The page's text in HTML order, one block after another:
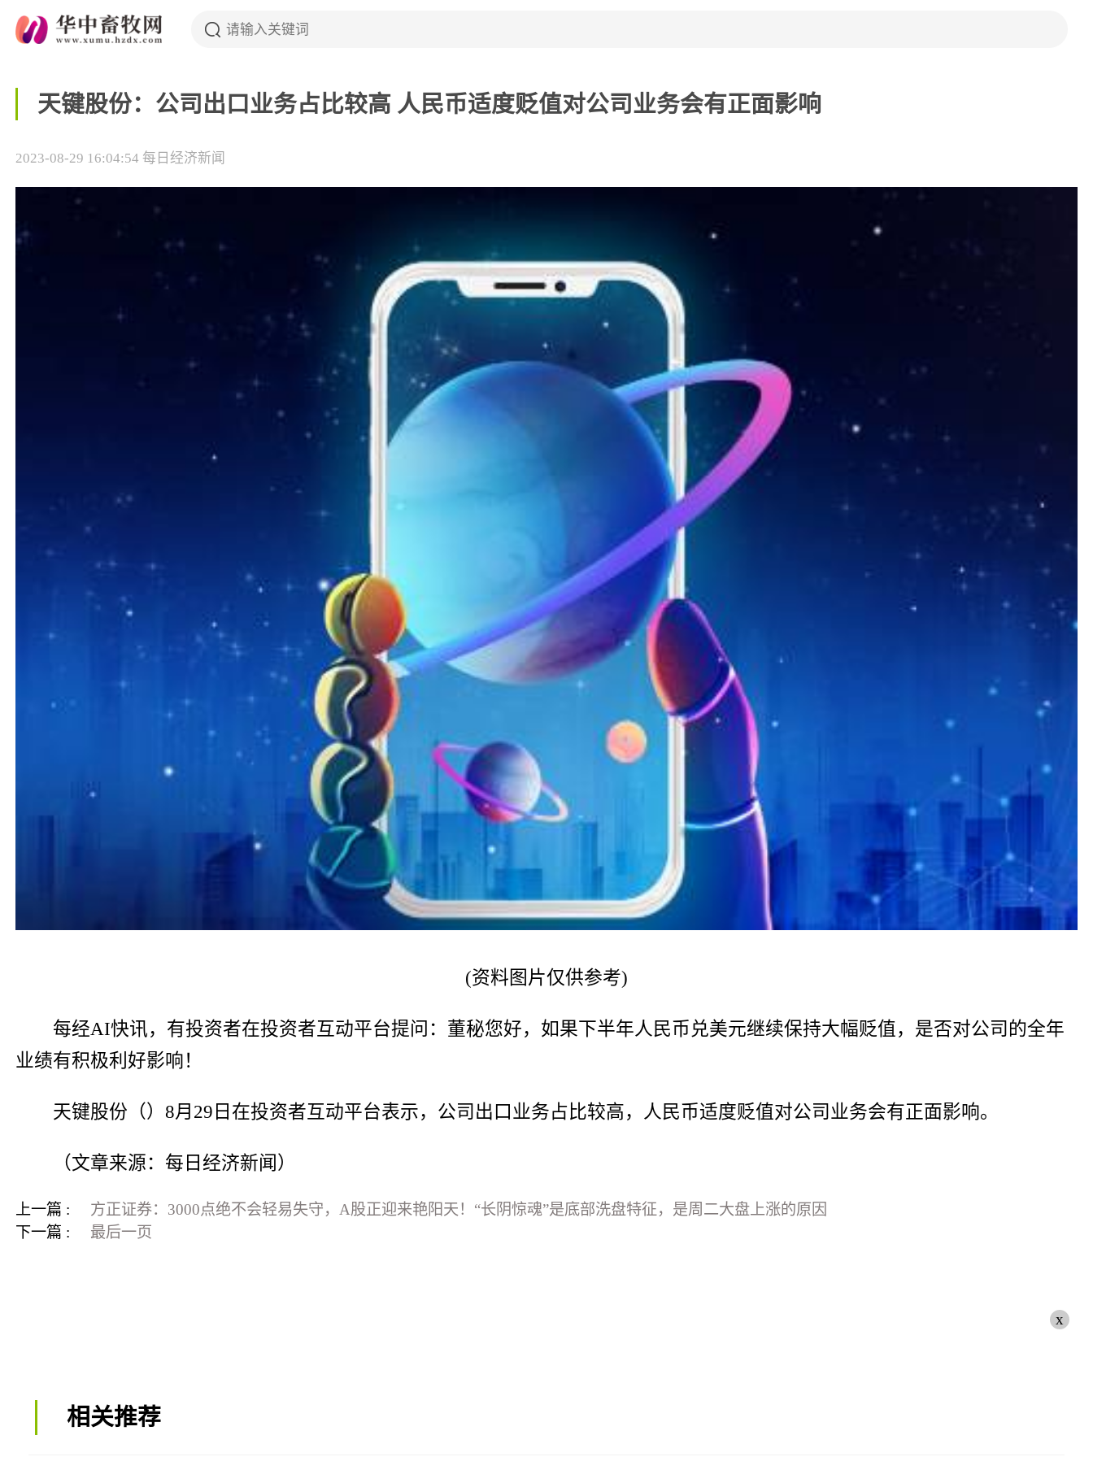
天键股份：公司出口业务占比较高 人民币适度贬值对公司业务会有正面影响
2023-08-29 16:04:54 每日经济新闻
(资料图片仅供参考)
每经AI快讯，有投资者在投资者互动平台提问：董秘您好，如果下半年人民币兑美元继续保持大幅贬值，是否对公司的全年
业绩有积极利好影响！
天键股份（）8月29日在投资者互动平台表示，公司出口业务占比较高，人民币适度贬值对公司业务会有正面影响。
（文章来源：每日经济新闻）
上一篇 :
方正证券：3000点绝不会轻易失守，A股正迎来艳阳天！“长阴惊魂”是底部洗盘特征，是周二大盘上涨的原因
下一篇 :
最后一页
x
相关推荐